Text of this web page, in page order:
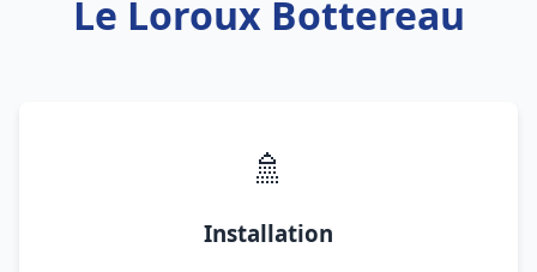
Le Loroux Bottereau
🚿
Installation